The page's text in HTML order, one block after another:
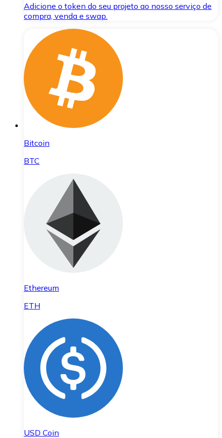
Adicione o token do seu projeto ao nosso serviço de
compra, venda e swap.
Bitcoin
BTC
Ethereum
ETH
USD Coin